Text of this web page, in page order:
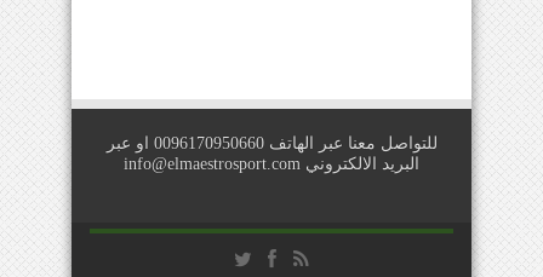
للتواصل معنا عبر الهاتف 0096170950660 او عبر
البريد الالكتروني info@elmaestrosport.com